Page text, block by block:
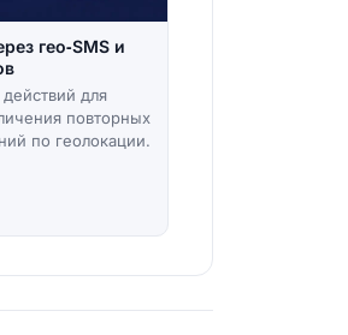
гео‑SMS и
для
повторных
по геолокации.